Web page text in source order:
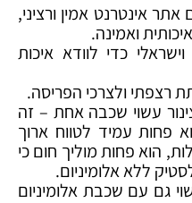
אינטרנט אמין ורציני,
ואמינה.
כדי לוודא איכות
רצפתי ולצרכי הפריסה.
עשוי שכבה אחת – זה
פחות עמיד לטווח ארוך
הוא פחות מוליך חום כי
ללא אלומיניום.
גם עם שכבת אלומיניום